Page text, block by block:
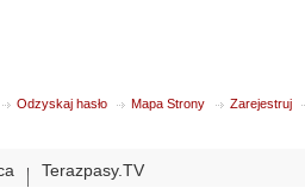
Odzyskaj hasło Mapa Strony Zarejestruj
Terazpasy.TV